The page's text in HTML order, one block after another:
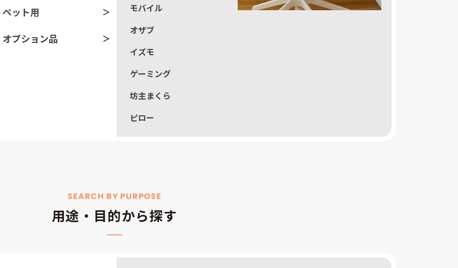
ペット用
オプション品
モバイル
オザブ
イズモ
ゲーミング
坊主まくら
ピロー
SEARCH BY PURPOSE
用途・目的から探す